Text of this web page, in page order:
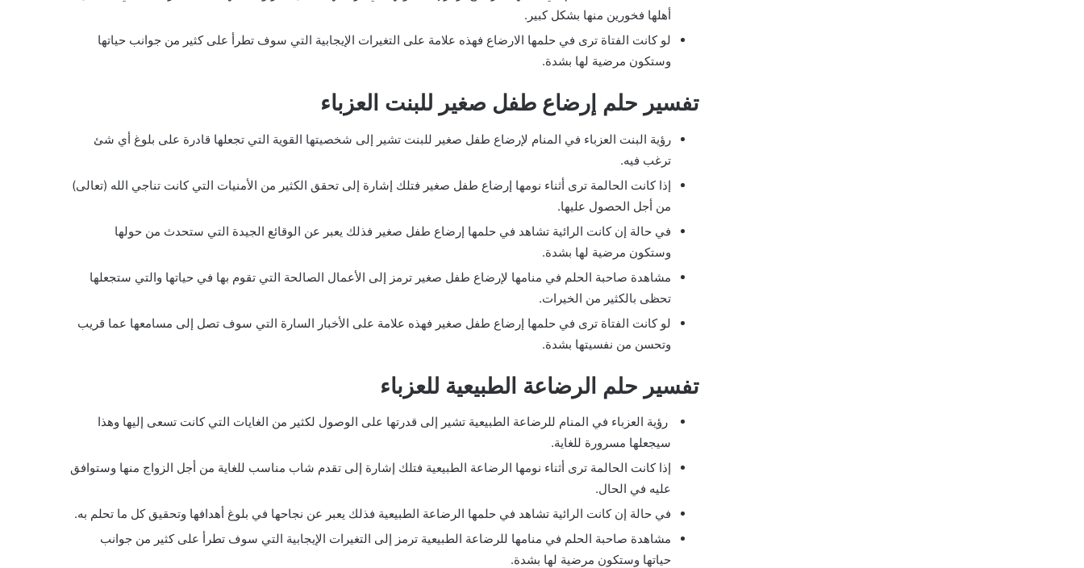
أهلها فخورين منها بشكل كبير.
لو كانت الفتاة ترى في حلمها الارضاع فهذه علامة على التغيرات الإيجابية التي سوف تطرأ على كثير من جوانب حياتها
وستكون مرضية لها بشدة.
تفسير حلم إرضاع طفل صغير للبنت العزباء
رؤية البنت العزباء في المنام لإرضاع طفل صغير للبنت تشير إلى شخصيتها القوية التي تجعلها قادرة على بلوغ أي شئ
ترغب فيه.
إذا كانت الحالمة ترى أثناء نومها إرضاع طفل صغير فتلك إشارة إلى تحقق الكثير من الأمنيات التي كانت تناجي الله (تعالى)
من أجل الحصول عليها.
في حالة إن كانت الرائية تشاهد في حلمها إرضاع طفل صغير فذلك يعبر عن الوقائع الجيدة التي ستحدث من حولها
وستكون مرضية لها بشدة.
مشاهدة صاحبة الحلم في منامها لإرضاع طفل صغير ترمز إلى الأعمال الصالحة التي تقوم بها في حياتها والتي ستجعلها
تحظى بالكثير من الخيرات.
لو كانت الفتاة ترى في حلمها إرضاع طفل صغير فهذه علامة على الأخبار السارة التي سوف تصل إلى مسامعها عما قريب
وتحسن من نفسيتها بشدة.
تفسير حلم الرضاعة الطبيعية للعزباء
رؤية العزباء في المنام للرضاعة الطبيعية تشير إلى قدرتها على الوصول لكثير من الغايات التي كانت تسعى إليها وهذا
سيجعلها مسرورة للغاية.
إذا كانت الحالمة ترى أثناء نومها الرضاعة الطبيعية فتلك إشارة إلى تقدم شاب مناسب للغاية من أجل الزواج منها وستوافق
عليه في الحال.
في حالة إن كانت الرائية تشاهد في حلمها الرضاعة الطبيعية فذلك يعبر عن نجاحها في بلوغ أهدافها وتحقيق كل ما تحلم به.
مشاهدة صاحبة الحلم في منامها للرضاعة الطبيعية ترمز إلى التغيرات الإيجابية التي سوف تطرأ على كثير من جوانب
حياتها وستكون مرضية لها بشدة.